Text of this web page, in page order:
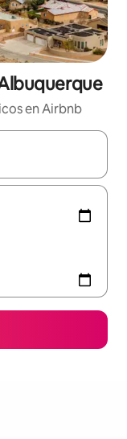
en Airbnb
navega con las